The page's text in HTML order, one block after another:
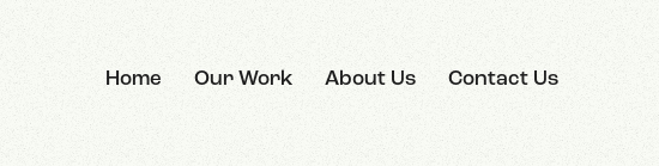
Home Our Work About Us Contact Us